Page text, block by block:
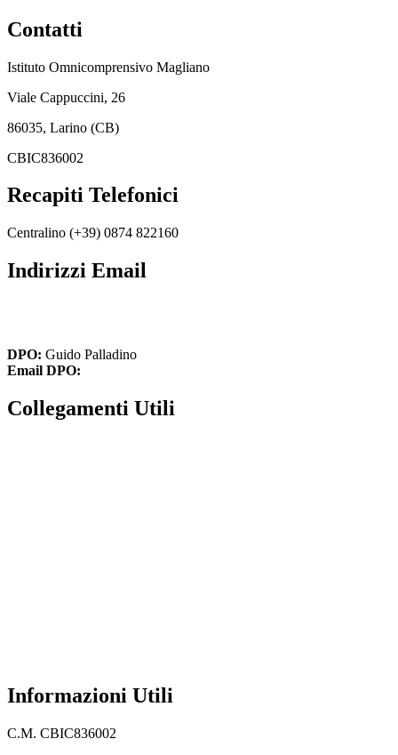
Contatti
Istituto Omnicomprensivo Magliano
Viale Cappuccini, 26
86035, Larino (CB)
CBIC836002
Recapiti Telefonici
Centralino (+39) 0874 822160
Indirizzi Email
DPO: Guido Palladino
Email DPO:
Collegamenti Utili
Informazioni Utili
C.M. CBIC836002